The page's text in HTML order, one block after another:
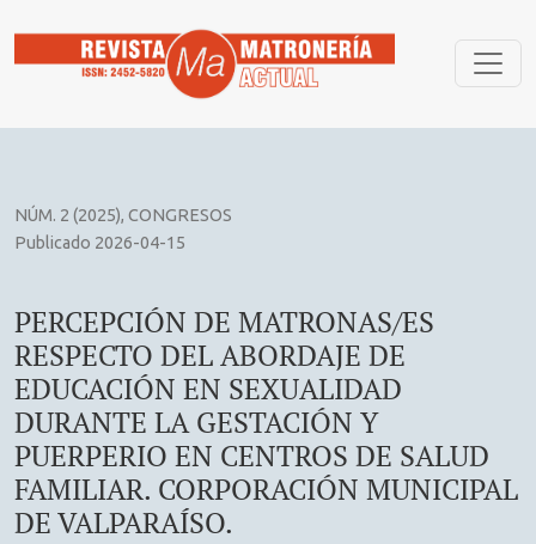
NÚM. 2 (2025), CONGRESOS
PERCEPCIÓN DE MATRONAS/ES
RESPECTO DEL ABORDAJE DE
EDUCACIÓN EN SEXUALIDAD
DURANTE LA GESTACIÓN Y
PUERPERIO EN CENTROS DE SALUD
FAMILIAR. CORPORACIÓN MUNICIPAL
DE VALPARAÍSO.
Publicado 2026-04-15